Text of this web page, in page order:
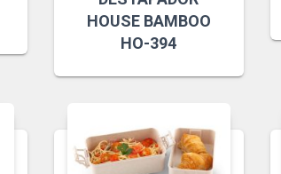
HOUSE BAMBOO
HO-394